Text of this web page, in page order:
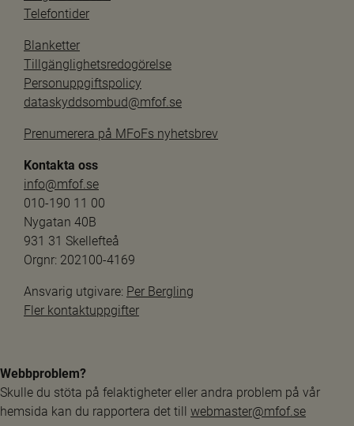
Telefontider
Blanketter
Tillgänglighetsredogörelse
Personuppgiftspolicy
dataskyddsombud@mfof.se
Prenumerera på MFoFs nyhetsbrev
Kontakta oss
info@mfof.se
010-190 11 00
Nygatan 40B
931 31 Skellefteå
Orgnr: 202100-4169
Ansvarig utgivare: Per Bergling
Fler kontaktuppgifter
Webbproblem?
Skulle du stöta på felaktigheter eller andra problem på vår
hemsida kan du rapportera det till webmaster@mfof.se